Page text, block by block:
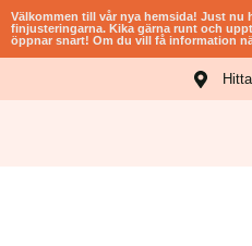
Välkommen till vår nya hemsida! Just nu
finjusteringarna. Kika gärna runt och
öppnar snart! Om du vill få information